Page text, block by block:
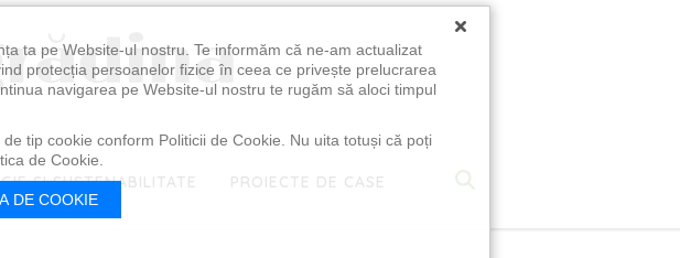
ȘI SUSTENABILITATE PROIECTE DE CASE
×
ta pe Website-ul nostru. Te informăm că ne-am actualizat
protecția persoanelor fizice în ceea ce privește prelucrarea
navigarea pe Website-ul nostru te rugăm să aloci timpul
tip cookie conform Politicii de Cookie. Nu uita totuși că poți
de Cookie.
DE COOKIE